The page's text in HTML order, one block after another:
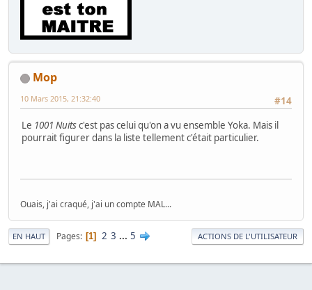
Mop
#14
10 Mars 2015, 21:32:40
Le 1001 Nuitsc'est pas celui qu'on a vu ensemble Yoka. Mais il
pourrait figurer dans la liste tellement c'était particulier.
Ouais, j'ai craqué, j'ai un compte MAL...
EN HAUT Pages 1 2 3 ... 5 ACTIONS DE L'UTILISATEUR